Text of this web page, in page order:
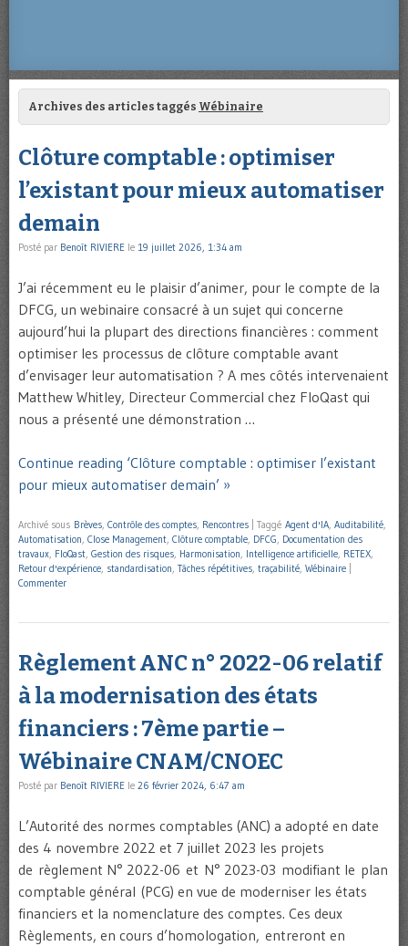
Archives des articles taggés Wébinaire
Clôture comptable : optimiser
l’existant pour mieux automatiser
demain
Posté par Benoît RIVIERE le 19 juillet 2026, 1:34 am
J’ai récemment eu le plaisir d’animer, pour le compte de la
DFCG, un webinaire consacré à un sujet qui concerne
aujourd’hui la plupart des directions financières : comment
optimiser les processus de clôture comptable avant
d’envisager leur automatisation ? A mes côtés intervenaient
Matthew Whitley, Directeur Commercial chez FloQast qui
nous a présenté une démonstration …
Continue reading ‘Clôture comptable : optimiser l’existant
pour mieux automatiser demain’ »
Archivé sous Brèves, Contrôle des comptes, Rencontres Taggé Agent d'IA, Auditabilité,
Automatisation, Close Management, Clôture comptable, DFCG, Documentation des
travaux, FloQast, Gestion des risques, Harmonisation, Intelligence artificielle, RETEX,
Retour d'expérience, standardisation, Tâches répétitives, traçabilité, Wébinaire
Commenter
Règlement ANC n° 2022-06 relatif
à la modernisation des états
financiers : 7ème partie –
Wébinaire CNAM/CNOEC
Posté par Benoît RIVIERE le 26 février 2024, 6:47 am
L’Autorité des normes comptables (ANC) a adopté en date
des 4 novembre 2022 et 7 juillet 2023 les projets
de règlement N° 2022-06 et N° 2023-03 modifiant le plan
comptable général (PCG) en vue de moderniser les états
financiers et la nomenclature des comptes. Ces deux
Règlements, en cours d’homologation, entreront en